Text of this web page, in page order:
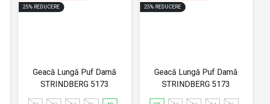
25% REDUCERE
Geacă Lungă Puf Damă
STRINDBERG 5173
25% REDUCERE
Geacă Lungă Puf Damă
STRINDBERG 5173